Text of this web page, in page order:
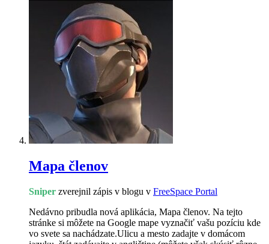
Mapa členov
Sniper zverejnil zápis v blogu v FreeSpace Portal
Nedávno pribudla nová aplikácia, Mapa členov. Na tejto
stránke si môžete na Google mape vyznačiť vašu pozíciu kde
vo svete sa nachádzate.Ulicu a mesto zadajte v domácom